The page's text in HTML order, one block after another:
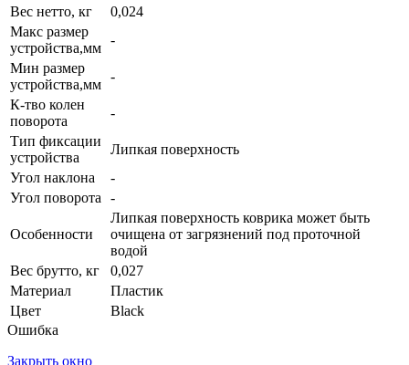
Вес нетто, кг
0,024
Макс размер
устройства,мм
-
Мин размер
устройства,мм
-
К-тво колен
поворота
-
Тип фиксации
устройства
Липкая поверхность
Угол наклона
-
Угол поворота
-
Особенности
Липкая поверхность коврика может быть
очищена от загрязнений под проточной
водой
Вес брутто, кг
0,027
Материал
Пластик
Цвет
Black
Ошибка
Закрыть окно